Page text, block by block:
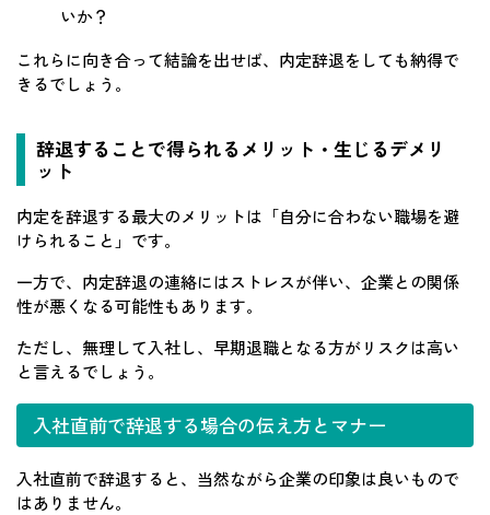
いか？
これらに向き合って結論を出せば、内定辞退をしても納得で
きるでしょう。
辞退することで得られるメリット・生じるデメリ
ット
内定を辞退する最大のメリットは「自分に合わない職場を避
けられること」です。
一方で、内定辞退の連絡にはストレスが伴い、企業との関係
性が悪くなる可能性もあります。
ただし、無理して入社し、早期退職となる方がリスクは高い
と言えるでしょう。
入社直前で辞退する場合の伝え方とマナー
入社直前で辞退すると、当然ながら企業の印象は良いもので
はありません。